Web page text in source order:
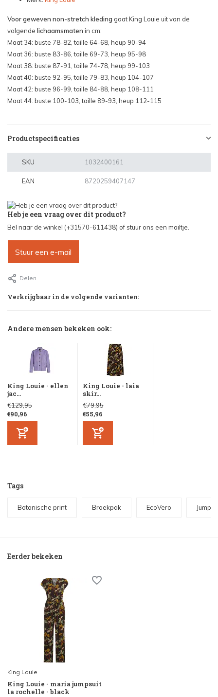
Voor geweven non-stretch kleding gaat King Louie uit van de
volgende lichaamsmaten in cm:
Maat 34: buste 78-82, taille 64-68, heup 90-94
Maat 36: buste 83-86, taille 69-73, heup 95-98
Maat 38: buste 87-91, taille 74-78, heup 99-103
Maat 40: buste 92-95, taille 79-83, heup 104-107
Maat 42: buste 96-99, taille 84-88, heup 108-111
Maat 44: buste 100-103, taille 89-93, heup 112-115
Productspecificaties
SKU 1032400161
EAN 8720259407147
Heb je een vraag over dit product?
Bel naar de winkel (+31570-611438) of stuur ons een mailtje.
Stuur een e-mail
Delen
Verkrijgbaar in de volgende varianten:
Andere mensen bekeken ook:
King Louie - ellen
jac...
€129,95
€90,96
King Louie - laia
skir...
€79,95
€55,96
Tags
Botanische print Broekpak EcoVero
Eerder bekeken
King Louie
King Louie - maria jumpsuit
la rochelle - black